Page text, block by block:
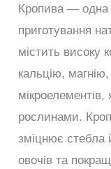
Кропива — одна
приготування
містить високу
кальцію,
мікроелементів,
рослинами.
зміцнює стебла
овочів та